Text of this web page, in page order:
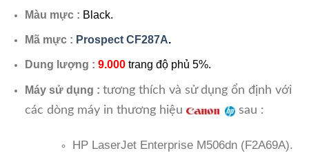
Màu mực : Black.
Mã mực : Prospect CF287A.
Dung lượng : 9.000 trang độ phủ 5%.
Máy sử dụng : tương thích và sử dụng ổn định với
các dòng máy in thương hiệu
sau :
HP LaserJet Enterprise M506dn (F2A69A).